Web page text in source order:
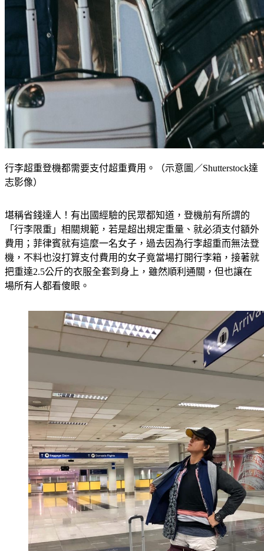
行李超重登機都需要支付超重費用。（示意圖／Shutterstock達
志影像）
堪稱省錢達人！有出國經驗的民眾都知道，登機前有所謂的
「行李限重」相關規範，若是超出規定重量、就必須支付額外
費用；菲律賓就有這麼一名女子，過去因為行李超重而無法登
機，不料也沒打算支付費用的女子竟當場打開行李箱，接著就
把重達2.5公斤的衣服全套到身上，雖然順利通關，但也讓在
場所有人都看傻眼。